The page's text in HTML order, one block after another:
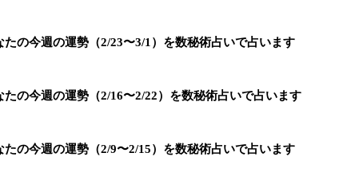
の今週の運勢（2/23〜3/1）を数秘術占いで占います
の今週の運勢（2/16〜2/22）を数秘術占いで占います
の今週の運勢（2/9〜2/15）を数秘術占いで占います